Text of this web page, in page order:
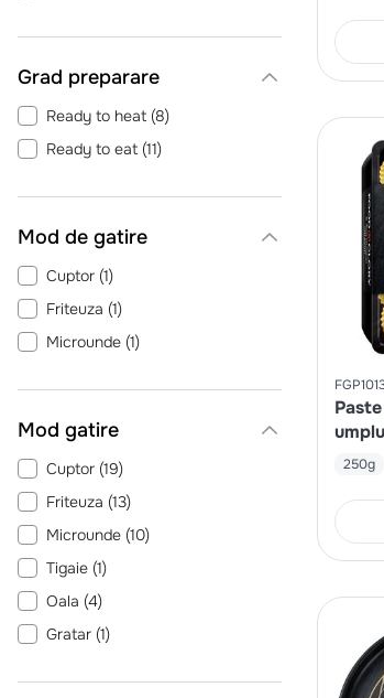
Grad preparare
Ready to heat (8)
Ready to eat (11)
Mod de gatire
Cuptor (1)
Friteuza (1)
Microunde (1)
Mod gatire
Cuptor (19)
Friteuza (13)
Microunde (10)
Tigaie (1)
Oala (4)
Gratar (1)
250g